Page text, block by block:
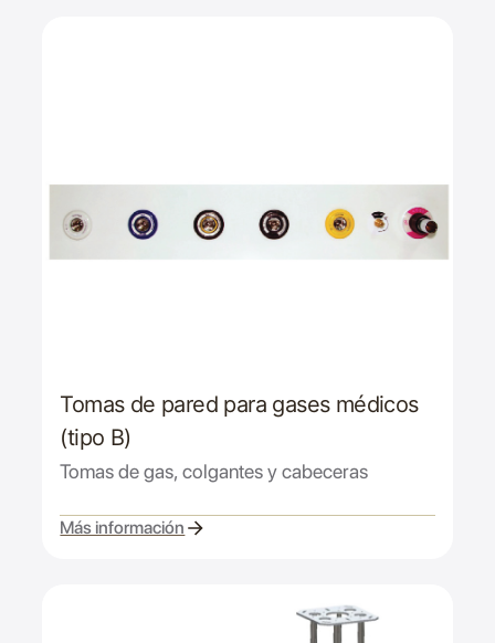
Tomas de pared para gases médicos
(tipo B)
Tomas de gas, colgantes y cabeceras
Más información